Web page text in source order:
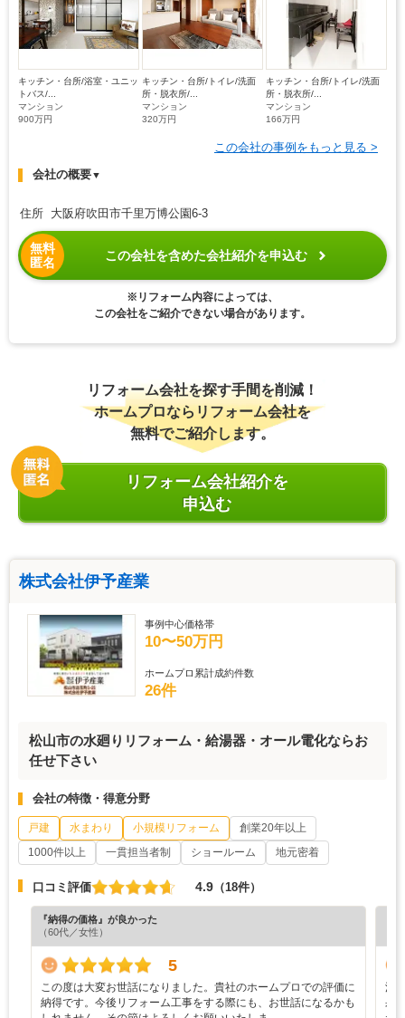
キッチン・台所/浴室・ユニッ
トバス/...
マンション
900万円
キッチン・台所/トイレ/洗面
所・脱衣所/...
マンション
320万円
キッチン・台所/トイレ/洗面
所・脱衣所/...
マンション
166万円
この会社の事例をもっと見る >
会社の概要▼
住所 大阪府吹田市千里万博公園6-3
無料
匿名
この会社を含めた会社紹介を申込む
※リフォーム内容によっては、
この会社をご紹介できない場合があります。
リフォーム会社を探す手間を削減！
ホームプロならリフォーム会社を
無料でご紹介します。
リフォーム会社紹介を
申込む
株式会社伊予産業
事例中心価格帯
10〜50万円
ホームプロ累計成約件数
26件
松山市の水廻りリフォーム・給湯器・オール電化ならお
任せ下さい
会社の特徴・得意分野
戸建 水まわり 小規模リフォーム
創業20年以上
1000件以上
一貫担当者制 ショールーム 地元密着
口コミ評価 4.9 （18件）
『納得の価格』が良かった
（60代／女性）
5
この度は大変お世話になりました。貴社のホームプロでの評価に
納得です。今後リフォーム工事をする際にも、お世話になるかも
浴
果